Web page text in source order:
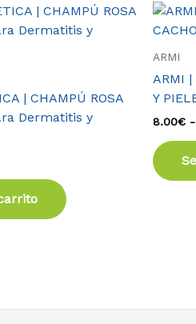
| CHAMPÚ ROSA
Dermatitis y
ARMI
ARMI |
Y
8.00€ -